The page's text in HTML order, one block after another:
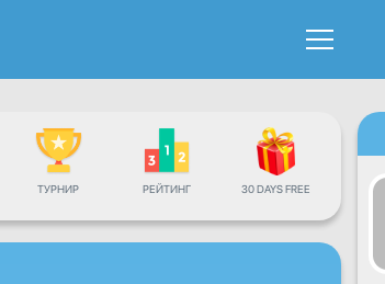
ТУРНИР РЕЙТИНГ 30 DAYS FREE